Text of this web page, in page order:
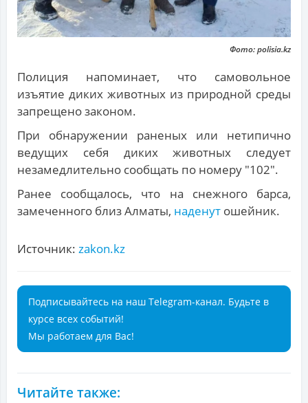
Фото: polisia.kz
Полиция напоминает, что самовольное
изъятие диких животных из природной среды
запрещено законом.
При обнаружении раненых или нетипично
ведущих себя диких животных следует
незамедлительно сообщать по номеру "102".
Ранее сообщалось, что на снежного барса,
замеченного близ Алматы, наденут ошейник.
Источник: zakon.kz
Подписывайтесь на наш Telegram-канал. Будьте в
курсе всех событий!
Мы работаем для Вас!
Читайте также: